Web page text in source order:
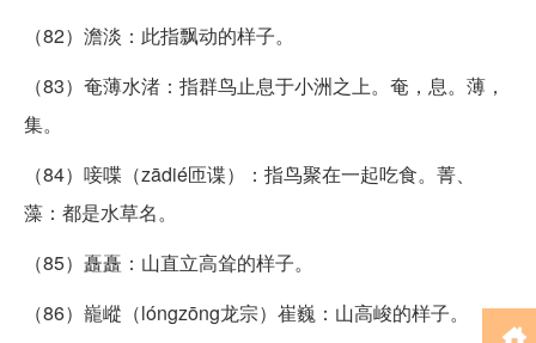
（82）澹淡：此指飘动的样子。
（83）奄薄水渚：指群鸟止息于小洲之上。奄，息。薄，
集。
（84）唼喋（zādié匝谍）：指鸟聚在一起吃食。菁、
藻：都是水草名。
（85）矗矗：山直立高耸的样子。
（86）巃嵷（lóngzōng龙宗）崔巍：山高峻的样子。